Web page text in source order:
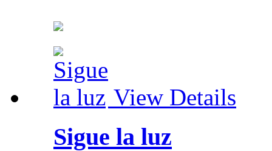
View Details
Sigue la luz